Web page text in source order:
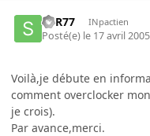
SoR77 INpactien
Posté(e) le 17 avril 2005
Voilà,je débute en
comment overclocker
je crois).
Par avance,merci.